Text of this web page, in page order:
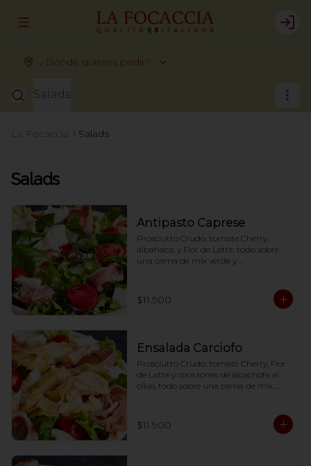
Abrir menu de navegación
¿Dónde quieres pedir?
Salads
La Focaccia Salads
Salads
Antipasto Caprese
Prosciutto Crudo, tomate Cherry,
albahaca, y Fior de Latte, todo sobre
una cama de mix verde y
mostaza y miel.-
$11.900
Ensalada Carciofo
Prosciutto Crudo, tomate Cherry, Fior
de Latte y corazones de alcachofa al
olivo, todo sobre una cama de mix
mostaza y miel.-
$11.900